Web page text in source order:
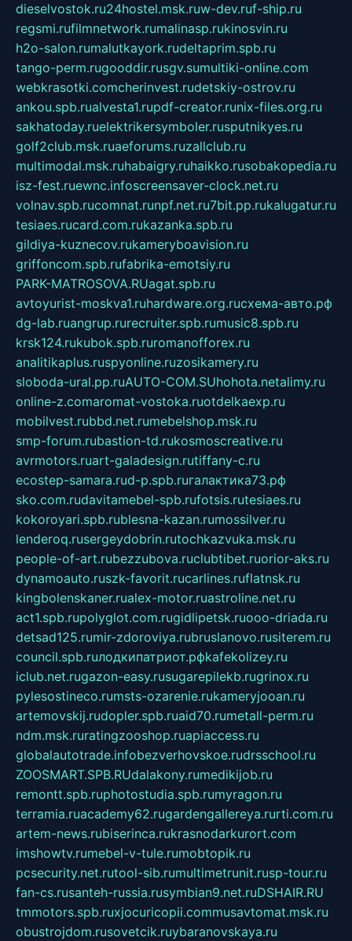
dieselvostok.ru24hostel.msk.ruw-dev.ruf-ship.ru
regsmi.rufilmnetwork.rumalinasp.rukinosvin.ru
h2o-salon.rumalutkayork.rudeltaprim.spb.ru
tango-perm.rugooddir.rusgv.sumultiki-online.com
webkrasotki.comcherinvest.rudetskiy-ostrov.ru
ankou.spb.rualvesta1.rupdf-creator.runix-files.org.ru
sakhatoday.ruelektrikersymboler.rusputnikyes.ru
golf2club.msk.ruaeforums.ruzallclub.ru
multimodal.msk.ruhabaigry.ruhaikko.rusobakopedia.ru
isz-fest.ruewnc.infoscreensaver-clock.net.ru
volnav.spb.rucomnat.runpf.net.ru7bit.pp.rukalugatur.ru
tesiaes.rucard.com.rukazanka.spb.ru
gildiya-kuznecov.rukameryboavision.ru
griffoncom.spb.rufabrika-emotsiy.ru
PARK-MATROSOVA.RUagat.spb.ru
avtoyurist-moskva1.ruhardware.org.ruсхема-авто.рф
dg-lab.ruangrup.rurecruiter.spb.rumusic8.spb.ru
krsk124.rukubok.spb.ruromanofforex.ru
analitikaplus.ruspyonline.ruzosikamery.ru
sloboda-ural.pp.ruAUTO-COM.SUhohota.netalimy.ru
online-z.comaromat-vostoka.ruotdelkaexp.ru
mobilvest.rubbd.net.rumebelshop.msk.ru
smp-forum.rubastion-td.rukosmoscreative.ru
avrmotors.ruart-galadesign.rutiffany-c.ru
ecostep-samara.rud-p.spb.ruгалактика73.рф
sko.com.rudavitamebel-spb.rufotsis.rutesiaes.ru
kokoroyari.spb.rublesna-kazan.rumossilver.ru
lenderoq.rusergeydobrin.rutochkazvuka.msk.ru
people-of-art.rubezzubova.ruclubtibet.ruorior-aks.ru
dynamoauto.ruszk-favorit.rucarlines.ruflatnsk.ru
kingbolenskaner.rualex-motor.ruastroline.net.ru
act1.spb.rupolyglot.com.rugidlipetsk.ruooo-driada.ru
detsad125.rumir-zdoroviya.rubruslanovo.rusiterem.ru
council.spb.ruлодкипатриот.рфkafekolizey.ru
iclub.net.rugazon-easy.rusugarepilekb.rugrinox.ru
pylesostineco.rumsts-ozarenie.rukameryjooan.ru
artemovskij.rudopler.spb.ruaid70.rumetall-perm.ru
ndm.msk.ruratingzooshop.ruapiaccess.ru
globalautotrade.infobezverhovskoe.rudrsschool.ru
ZOOSMART.SPB.RUdalakony.rumedikijob.ru
remontt.spb.ruphotostudia.spb.rumyragon.ru
terramia.ruacademy62.rugardengallereya.rurti.com.ru
artem-news.rubiserinca.rukrasnodarkurort.com
imshowtv.rumebel-v-tule.rumobtopik.ru
pcsecurity.net.rutool-sib.rumultimetrunit.rusp-tour.ru
fan-cs.rusanteh-russia.rusymbian9.net.ruDSHAIR.RU
tmmotors.spb.ruxjocuricopii.commusavtomat.msk.ru
obustrojdom.rusovetcik.ruybaranovskaya.ru